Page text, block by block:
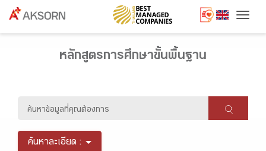
หลักสูตรการศึกษาขั้นพื้นฐาน
ค้นหาละเอียด :